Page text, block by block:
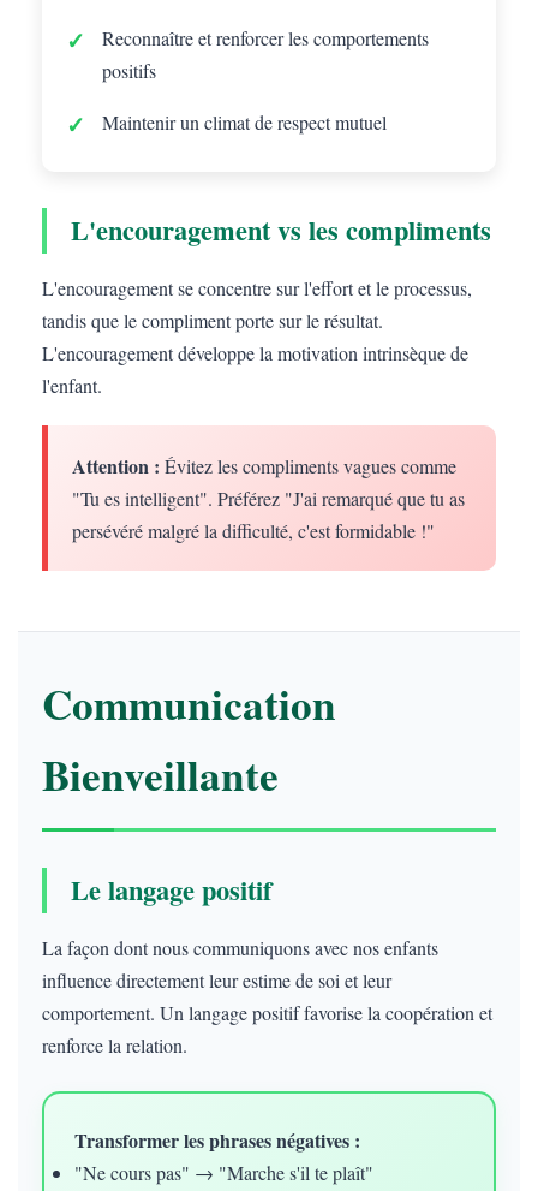
Reconnaître et renforcer les comportements
positifs
Maintenir un climat de respect mutuel
L'encouragement vs les compliments
L'encouragement se concentre sur l'effort et le processus,
tandis que le compliment porte sur le résultat.
L'encouragement développe la motivation intrinsèque de
l'enfant.
Attention : Évitez les compliments vagues comme
"Tu es intelligent". Préférez "J'ai remarqué que tu as
persévéré malgré la difficulté, c'est formidable !"
Communication
Bienveillante
Le langage positif
La façon dont nous communiquons avec nos enfants
influence directement leur estime de soi et leur
comportement. Un langage positif favorise la coopération et
renforce la relation.
Transformer les phrases négatives :
"Ne cours pas" → "Marche s'il te plaît"